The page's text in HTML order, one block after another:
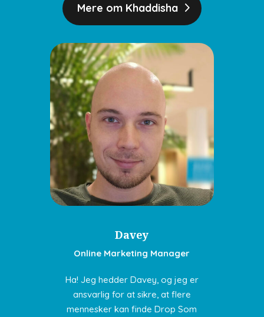
Mere om Khaddisha
Davey
Online Marketing Manager
Ha! Jeg hedder Davey, og jeg er
ansvarlig for at sikre, at flere
mennesker kan finde Drop Som